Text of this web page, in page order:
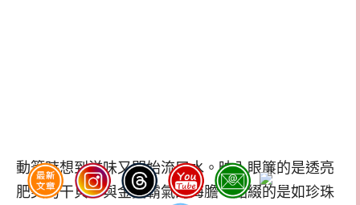
動筆時想到滋味又開始流口水。映入眼簾的是透亮
肥美的干貝，與金黃霸氣的海膽，點綴的是如珍珠